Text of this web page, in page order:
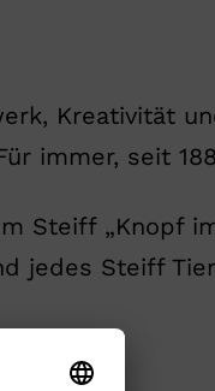
Kreativität
immer, seit
Steiff „Knopf
jedes Steiff